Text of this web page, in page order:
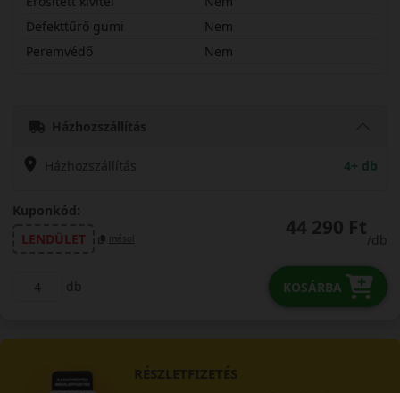
Defekttűrő gumi
Nem
Peremvédő
Nem
Házhozszállítás
Házhozszállítás 4+ db
Kuponkód:
LENDÜLET
másol 44 290 Ft
/db
db KOSÁRBA
RÉSZLETFIZETÉS